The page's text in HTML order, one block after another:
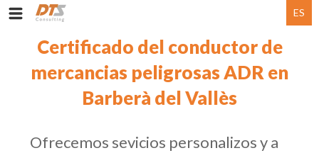
ES
Certificado del conductor de
mercancias peligrosas ADR en
Barberà del Vallès
Ofrecemos sevicios personalizos y a